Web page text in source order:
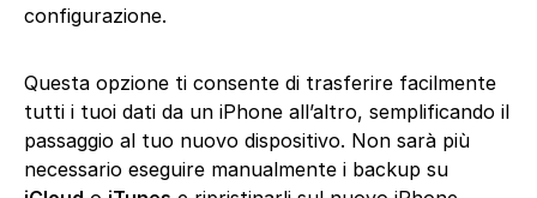
configurazione.
Questa opzione ti consente di trasferire facilmente
tutti i tuoi dati da un iPhone all’altro, semplificando il
passaggio al tuo nuovo dispositivo. Non sarà più
necessario eseguire manualmente i backup su